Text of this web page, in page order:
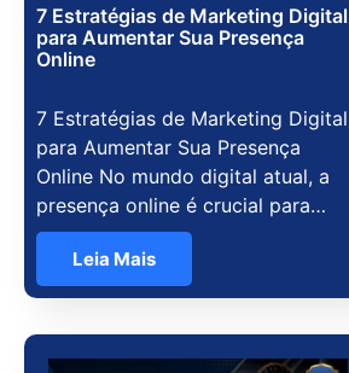
7 Estratégias de Marketing Digital
para Aumentar Sua Presença
Online
7 Estratégias de Marketing Digital
para Aumentar Sua Presença
Online No mundo digital atual, a
presença online é crucial para…
Leia Mais